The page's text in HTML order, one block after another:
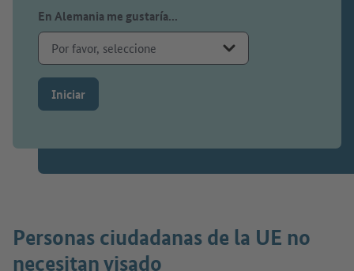
En Alemania me gustaría...
Iniciar
Personas ciudadanas de la UE no
necesitan visado